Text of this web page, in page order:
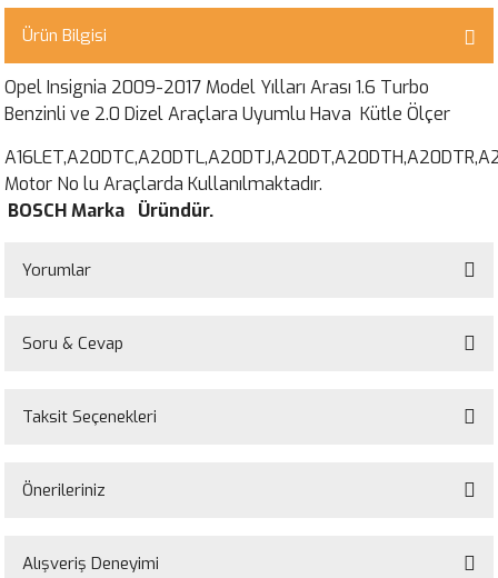
Ürün Bilgisi
Opel Insignia 2009-2017 Model Yılları Arası 1.6 Turbo
Benzinli ve 2.0 Dizel Araçlara Uyumlu Hava Kütle Ölçer
Motor No lu Araçlarda Kullanılmaktadır.
BOSCH Marka Üründür.
Yorumlar
Soru & Cevap
Ürün hakkında henüz soru sorulmamış.
Taksit Seçenekleri
Önerileriniz
yetersiz gördüğünüz noktaları öneri formunu kullanarak tarafımıza
Alışveriş Deneyimi